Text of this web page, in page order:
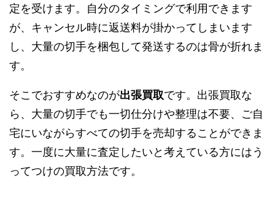
定を受けます。自分のタイミングで利用できます
が、キャンセル時に返送料が掛かってしまいます
し、大量の切手を梱包して発送するのは骨が折れま
す。
そこでおすすめなのが出張買取です。出張買取な
ら、大量の切手でも一切仕分けや整理は不要、ご自
宅にいながらすべての切手を売却することができま
す。一度に大量に査定したいと考えている方にはう
ってつけの買取方法です。